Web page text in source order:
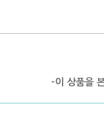
-이 상품을